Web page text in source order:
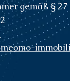
gemäß § 27